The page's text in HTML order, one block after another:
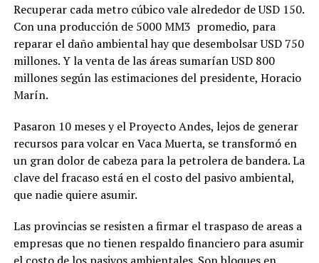
Recuperar cada metro cúbico vale alrededor de USD 150.
Con una producción de 5000 MM3 promedio, para
reparar el daño ambiental hay que desembolsar USD 750
millones. Y la venta de las áreas sumarían USD 800
millones según las estimaciones del presidente, Horacio
Marín.
Pasaron 10 meses y el Proyecto Andes, lejos de generar
recursos para volcar en Vaca Muerta, se transformó en
un gran dolor de cabeza para la petrolera de bandera. La
clave del fracaso está en el costo del pasivo ambiental,
que nadie quiere asumir.
Las provincias se resisten a firmar el traspaso de areas a
empresas que no tienen respaldo financiero para asumir